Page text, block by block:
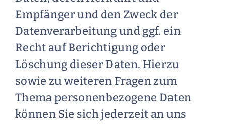
Empfänger und den Zweck der
Datenverarbeitung und ggf. ein
Recht auf Berichtigung oder
Löschung dieser Daten. Hierzu
sowie zu weiteren Fragen zum
Thema personenbezogene Daten
können Sie sich jederzeit an uns